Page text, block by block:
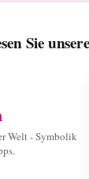
Sie
Welt - Symbolik